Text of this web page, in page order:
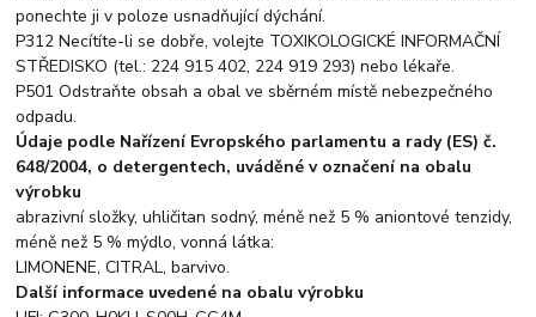
ponechte ji v poloze usnadňující dýchání.
P312 Necítíte-li se dobře, volejte TOXIKOLOGICKÉ INFORMAČNÍ
STŘEDISKO (tel.: 224 915 402, 224 919 293) nebo lékaře.
P501 Odstraňte obsah a obal ve sběrném místě nebezpečného
odpadu.
Údaje podle Nařízení Evropského parlamentu a rady (ES) č.
648/2004, o detergentech, uváděné v označení na obalu
výrobku
abrazivní složky, uhličitan sodný, méně než 5 % aniontové tenzidy,
méně než 5 % mýdlo, vonná látka:
LIMONENE, CITRAL, barvivo.
Další informace uvedené na obalu výrobku